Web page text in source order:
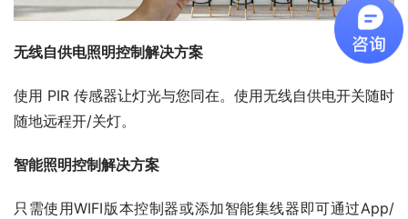
无线自供电照明控制解决方案
使用 PIR 传感器让灯光与您同在。使用无线自供电开关随时
随地远程开/关灯。
智能照明控制解决方案
只需使用WIFI版本控制器或添加智能集线器即可通过App/